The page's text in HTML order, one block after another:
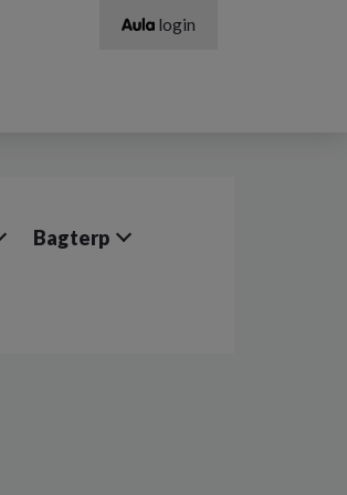
login
Bagterp